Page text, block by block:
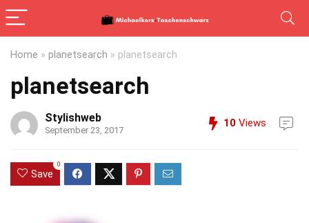
Home » planetsearch » planetsearch
planetsearch
Stylishweb
September 23, 2017
10 Views
Save
0